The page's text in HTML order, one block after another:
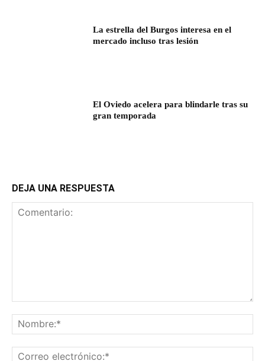
La estrella del Burgos interesa en el
mercado incluso tras lesión
El Oviedo acelera para blindarle tras su
gran temporada
DEJA UNA RESPUESTA